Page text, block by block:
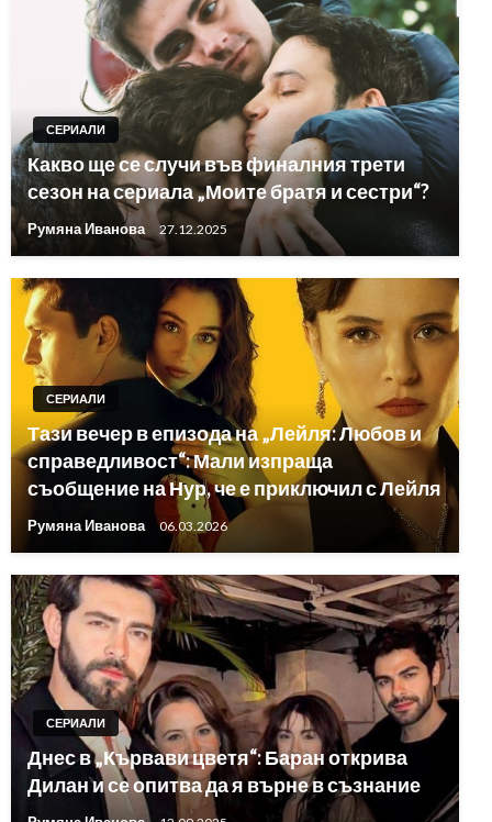
СЕРИАЛИ
Какво ще се случи във финалния трети
сезон на сериала „Моите братя и сестри“?
Румяна Иванова 27.12.2025
СЕРИАЛИ
Тази вечер в епизода на „Лейля: Любов и
справедливост“: Мали изпраща
съобщение на Нур, че е приключил с Лейля
Румяна Иванова 06.03.2026
СЕРИАЛИ
Днес в „Кървави цветя“: Баран открива
Дилан и се опитва да я върне в съзнание